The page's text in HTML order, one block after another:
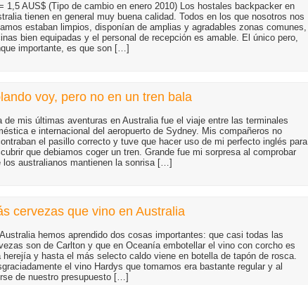
1,5 AUS$ (Tipo de cambio en enero 2010) Los hostales backpacker en
tienen en general muy buena calidad. Todos en los que nosotros nos
estaban limpios, disponían de amplias y agradables zonas comunes,
bien equipadas y el personal de recepción es amable. El único pero,
importante, es que son […]
voy, pero no en un tren bala
de mis últimas aventuras en Australia fue el viaje entre las terminales
e internacional del aeropuerto de Sydney. Mis compañeros no
el pasillo correcto y tuve que hacer uso de mi perfecto inglés para
que debiamos coger un tren. Grande fue mi sorpresa al comprobar
los australianos mantienen la sonrisa […]
cervezas que vino en Australia
hemos aprendido dos cosas importantes: que casi todas las
son de Carlton y que en Oceanía embotellar el vino con corcho es
herejía y hasta el más selecto caldo viene en botella de tapón de rosca.
el vino Hardys que tomamos era bastante regular y al
de nuestro presupuesto […]